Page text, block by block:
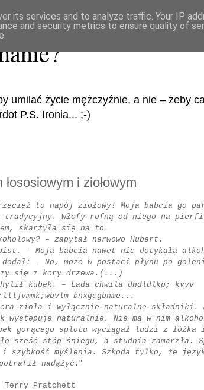
umilać życie mężczyźnie, a nie – żeby
P.S. Ironia... ;-)
i ziołowym
to napój ziołowy! Moja babcia go
Włofy rofną od niego na
skarżyła się na to.
– zapytał nerwowo Hubert.
– Moja babcia nawet nie dotykała
– No, może w postaci płynu po
się z kory drzewa.(...)
kubek. – Lada chwila dhdldlkp; kvyv
bnxgcgbnme...
zioła i wyłącznie naturalne składniki.
występuje naturalnie. Nie ma w nim
gorącego splotu wyciągał ludzi z łóżka
sześć stóp śniegu, a studnia zamarzła.
i szybkość myślenia. Szkoda tylko, że
nadążyć. "
Terry Pratchett
its services and to analyze traffic. Your IP
and security metrics to ensure quality of